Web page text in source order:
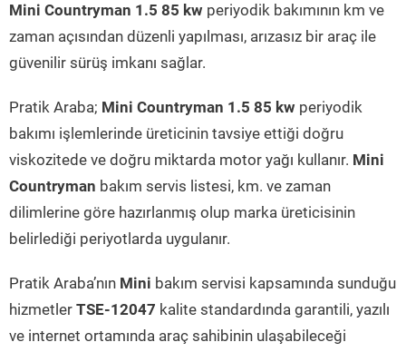
Mini Countryman 1.5 85 kw periyodik bakımının km ve
zaman açısından düzenli yapılması, arızasız bir araç ile
güvenilir sürüş imkanı sağlar.
Pratik Araba; Mini Countryman 1.5 85 kw periyodik
bakımı işlemlerinde üreticinin tavsiye ettiği doğru
viskozitede ve doğru miktarda motor yağı kullanır. Mini
Countryman bakım servis listesi, km. ve zaman
dilimlerine göre hazırlanmış olup marka üreticisinin
belirlediği periyotlarda uygulanır.
Pratik Araba’nın Mini bakım servisi kapsamında sunduğu
hizmetler TSE-12047 kalite standardında garantili, yazılı
ve internet ortamında araç sahibinin ulaşabileceği